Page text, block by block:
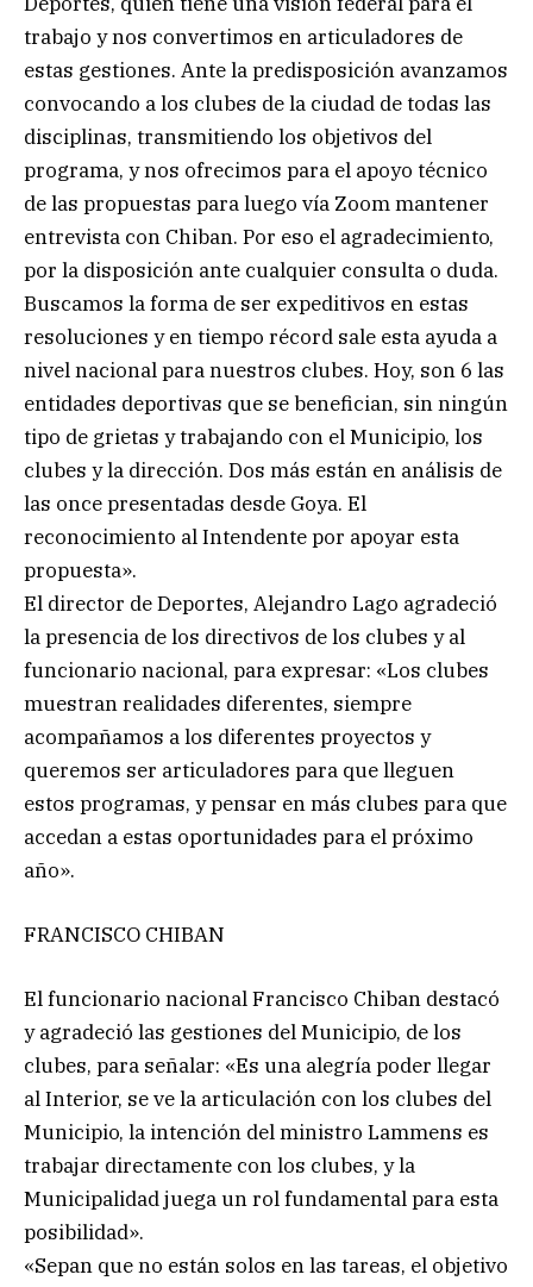
trabajo y nos convertimos en articuladores de
estas gestiones. Ante la predisposición avanzamos
convocando a los clubes de la ciudad de todas las
disciplinas, transmitiendo los objetivos del
programa, y nos ofrecimos para el apoyo técnico
de las propuestas para luego vía Zoom mantener
entrevista con Chiban. Por eso el agradecimiento,
por la disposición ante cualquier consulta o duda.
Buscamos la forma de ser expeditivos en estas
resoluciones y en tiempo récord sale esta ayuda a
nivel nacional para nuestros clubes. Hoy, son 6 las
entidades deportivas que se benefician, sin ningún
tipo de grietas y trabajando con el Municipio, los
clubes y la dirección. Dos más están en análisis de
las once presentadas desde Goya. El
reconocimiento al Intendente por apoyar esta
propuesta».
El director de Deportes, Alejandro Lago agradeció
la presencia de los directivos de los clubes y al
funcionario nacional, para expresar: «Los clubes
muestran realidades diferentes, siempre
acompañamos a los diferentes proyectos y
queremos ser articuladores para que lleguen
estos programas, y pensar en más clubes para que
accedan a estas oportunidades para el próximo
año».
FRANCISCO CHIBAN
El funcionario nacional Francisco Chiban destacó
y agradeció las gestiones del Municipio, de los
clubes, para señalar: «Es una alegría poder llegar
al Interior, se ve la articulación con los clubes del
Municipio, la intención del ministro Lammens es
trabajar directamente con los clubes, y la
Municipalidad juega un rol fundamental para esta
posibilidad».
«Sepan que no están solos en las tareas, el objetivo